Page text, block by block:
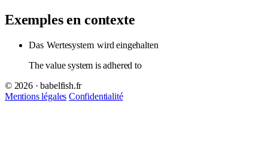
Exemples en contexte
Das Wertesystem wird eingehalten
The value system is adhered to
© 2026 · babelfish.fr
Mentions légales Confidentialité